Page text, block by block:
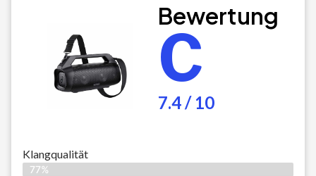
Bewertung
C
7.4 / 10
Klangqualität
77%